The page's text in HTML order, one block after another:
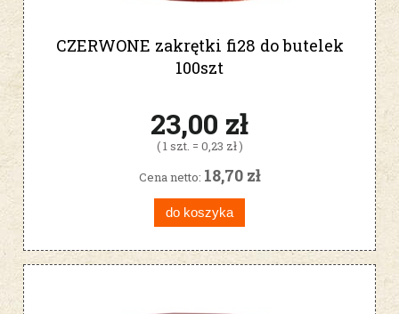
CZERWONE zakrętki fi28 do butelek
100szt
23,00 zł
( 1 szt. = 0,23 zł )
Cena netto: 18,70 zł
do koszyka